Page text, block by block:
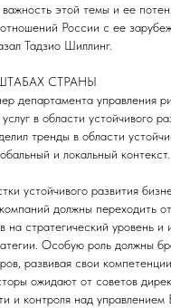
этой темы и ее
России с ее
Тадзио Шиллинг.
СТРАНЫ
департамента управления
в области устойчивого
тренды в области
и локальный контекст.
устойчивого развития
должны переходить
на стратегический уровень и
Особую роль должны
развивая свои
ожидают от советов
и контроля над управлением